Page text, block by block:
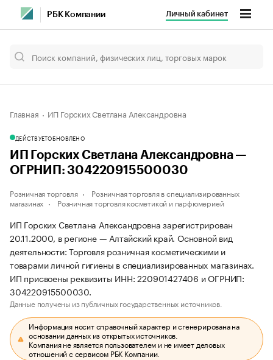
РБК Компании Личный кабинет
Главная ИП Горских Светлана Александровна
ДЕЙСТВУЕТОБНОВЛЕНО
ИП Горских Светлана Александровна —
ОГРНИП: 304220915500030
Розничная торговля
Розничная торговля в специализированных
магазинах
Розничная торговля косметикой и парфюмерией
ИП Горских Светлана Александровна зарегистрирован
20.11.2000, в регионе — Алтайский край. Основной вид
деятельности: Торговля розничная косметическими и
товарами личной гигиены в специализированных магазинах.
ИП присвоены реквизиты ИНН: 220901427406 и ОГРНИП:
304220915500030.
Данные получены из публичных государственных источников.
Информация носит справочный характер и сгенерирована на
основании данных из открытых источников.
Компания не является пользователем и не имеет деловых
отношений с сервисом РБК Компании.